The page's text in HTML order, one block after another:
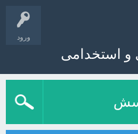
ورود
و استخدامی